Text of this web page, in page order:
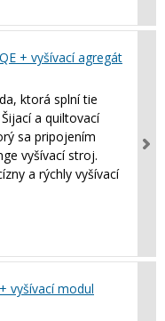
+ vyšívací agregát
ktorá splní tie
a quiltovací
sa pripojením
vyšívací stroj.
a rýchly vyšívací
vyšívací modul